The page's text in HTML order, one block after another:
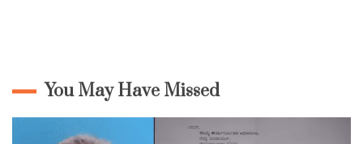
You May Have Missed